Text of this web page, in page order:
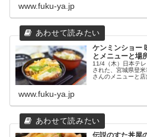
www.fuku-ya.jp
ケンミンショー
とメニューと場
11/4（木）日本テ
された、宮城県登
さんのメニューと店
www.fuku-ya.jp
伝説のすた丼屋